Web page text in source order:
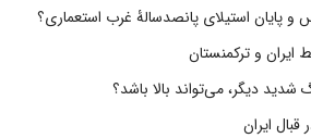
و پایان استیلای پانصدسالۀ غرب استعماری؟
ایران و ترکمنستان
دیگر، می‌تواند بالا باشد؟
قبال ایران